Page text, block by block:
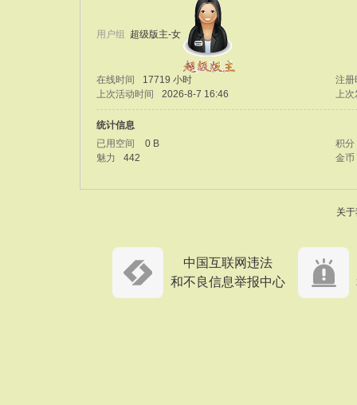
用户组 超级版主-女
在线时间 17719 小时
注册
上次活动时间
2026-8-7 16:46 上次
统计信息
已用空间
0 B
积分
魅力
442 金币
关
中国互联网违法
和不良信息举报中心